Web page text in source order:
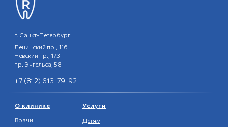
О клинике
Врачи
Услуги
Детям
г. Санкт-Петербург
+7 (812) 613-79-92
Ленинский пр., 116
Невский пр., 173
пр. Энгельса, 58